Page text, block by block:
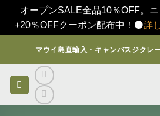
オープンSALE全品10％OFF。
+20％OFFクーポン配布中！⚫️詳
マウイ島直輸入・キャンバスジクレ